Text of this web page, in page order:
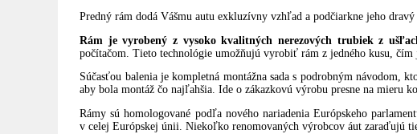
Predný rám dodá Vášmu autu exkluzívny vzhľad a podčiarkne jeho
Rám je vyrobený z vysoko kvalitných nerezových trubiek z
počítačom. Tieto technológie umožňujú vyrobiť rám z jedného kusu,
Súčasťou balenia je kompletná montážna sada s podrobným návodom,
aby bola montáž čo najľahšia. Ide o zákazkovú výrobu presne na mieru
Rámy sú homologované podľa nového nariadenia Európskeho
v celej Európskej únii. Niekoľko renomovaných výrobcov áut zaraďujú